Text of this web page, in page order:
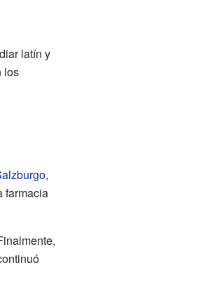
latín y
los
,
farmacia